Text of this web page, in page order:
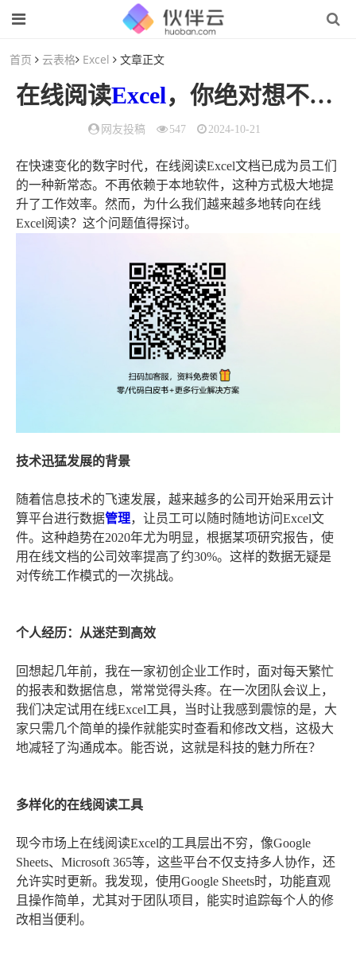
首页 云表格 Excel 文章正文
在线阅读Excel，你绝对想不到的高效工作方式！
网友投稿 547 2024-10-21
在快速变化的数字时代，在线阅读Excel文档已成为员工们
的一种新常态。不再依赖于本地软件，这种方式极大地提
升了工作效率。然而，为什么我们越来越多地转向在线
Excel阅读？这个问题值得探讨。
技术迅猛发展的背景
随着信息技术的飞速发展，越来越多的公司开始采用云计
算平台进行数据管理，让员工可以随时随地访问Excel文
件。这种趋势在2020年尤为明显，根据某项研究报告，使
用在线文档的公司效率提高了约30%。这样的数据无疑是
对传统工作模式的一次挑战。
个人经历：从迷茫到高效
回想起几年前，我在一家初创企业工作时，面对每天繁忙
的报表和数据信息，常常觉得头疼。在一次团队会议上，
我们决定试用在线Excel工具，当时让我感到震惊的是，大
家只需几个简单的操作就能实时查看和修改文档，这极大
地减轻了沟通成本。能否说，这就是科技的魅力所在？
多样化的在线阅读工具
现今市场上在线阅读Excel的工具层出不穷，像Google
Sheets、Microsoft 365等，这些平台不仅支持多人协作，还
允许实时更新。我发现，使用Google Sheets时，功能直观
且操作简单，尤其对于团队项目，能实时追踪每个人的修
改相当便利。